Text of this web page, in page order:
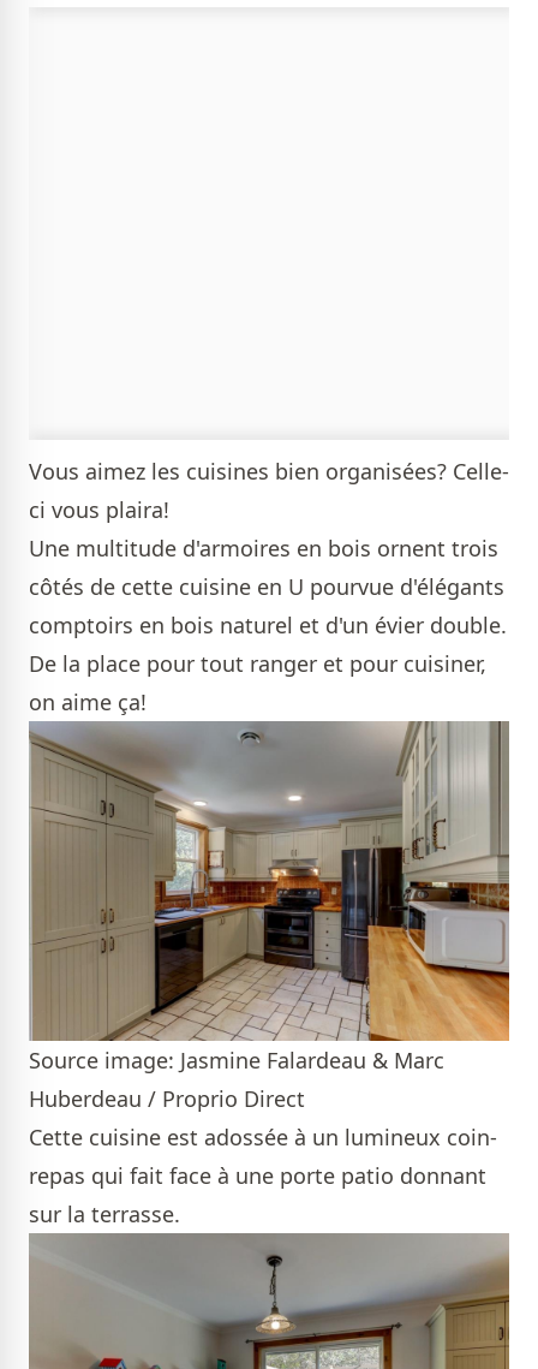
Vous aimez les cuisines bien organisées? Celle-
ci vous plaira!
Une multitude d'armoires en bois ornent trois
côtés de cette cuisine en U pourvue d'élégants
comptoirs en bois naturel et d'un évier double.
De la place pour tout ranger et pour cuisiner,
on aime ça!
Source image: Jasmine Falardeau & Marc
Huberdeau / Proprio Direct
Cette cuisine est adossée à un lumineux coin-
repas qui fait face à une porte patio donnant
sur la terrasse.